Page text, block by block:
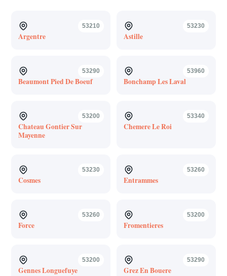
53210
Argentre
53230
Astille
53290
Beaumont Pied De Boeuf
53960
Bonchamp Les Laval
53200
Chateau Gontier Sur
Mayenne
53340
Chemere Le Roi
53230
Cosmes
53260
Entrammes
53260
Force
53200
Fromentieres
53200
Gennes Longuefuye
53290
Grez En Bouere